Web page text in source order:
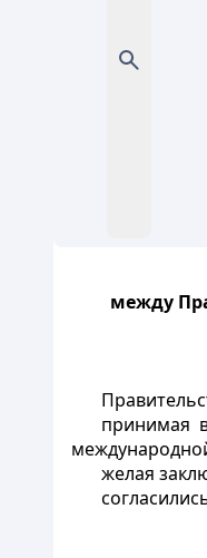
между
принимая
желая